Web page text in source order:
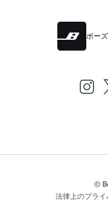
ボー
©
法律上のプラ